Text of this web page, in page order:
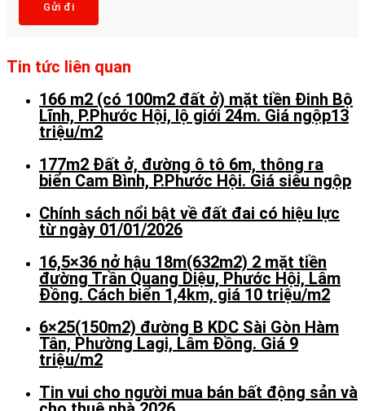
Gửi đi
Tin tức liên quan
166 m2 (có 100m2 đất ở) mặt tiền Đinh Bộ
Lĩnh, P.Phước Hội, lộ giới 24m. Giá ngộp13
triệu/m2
177m2 Đất ở, đường ô tô 6m, thông ra
biển Cam Bình, P.Phước Hội. Giá siêu ngộp
Chính sách nổi bật về đất đai có hiệu lực
từ ngày 01/01/2026
16,5×36 nở hậu 18m(632m2) 2 mặt tiền
đường Trần Quang Diệu, Phước Hội, Lâm
Đồng. Cách biển 1,4km, giá 10 triệu/m2
6×25(150m2) đường B KDC Sài Gòn Hàm
Tân, Phường Lagi, Lâm Đồng. Giá 9
triệu/m2
Tin vui cho người mua bán bất động sản và